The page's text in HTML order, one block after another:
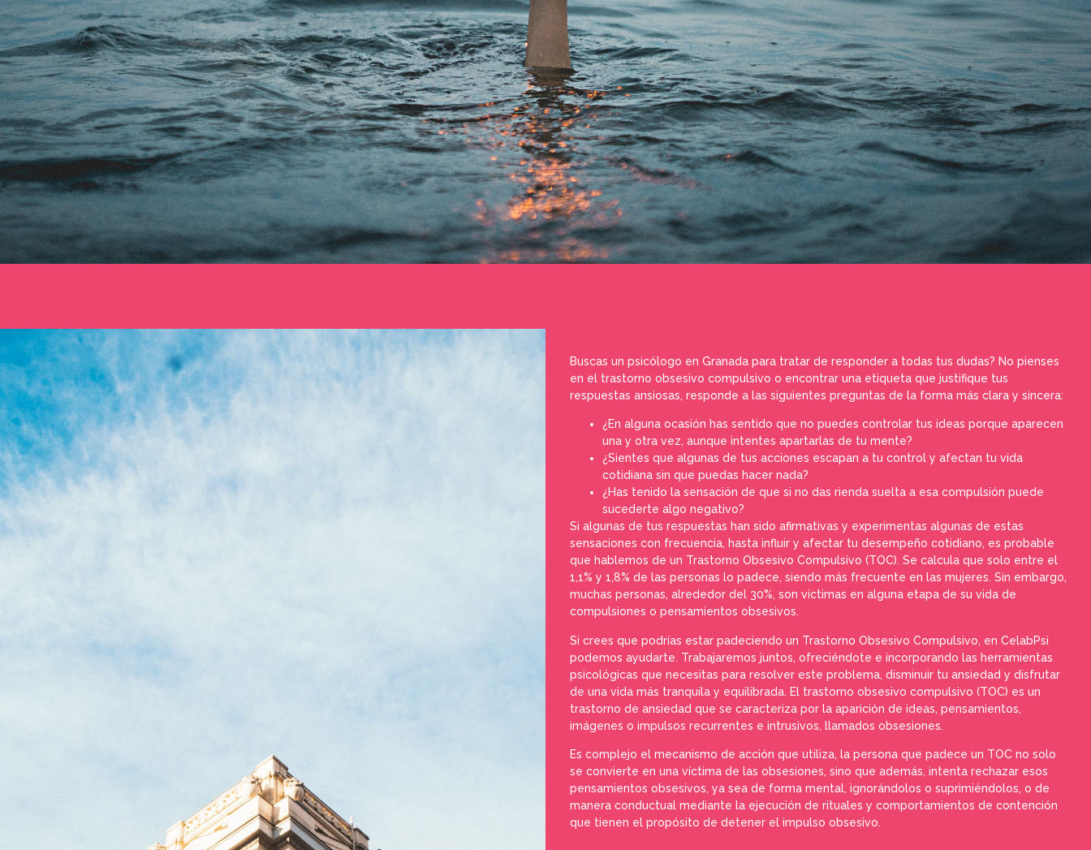
Buscas un psicólogo en Granada para tratar de responder a todas tus dudas? No pienses
en el trastorno obsesivo compulsivo o encontrar una etiqueta que justifique tus
respuestas ansiosas, responde a las siguientes preguntas de la forma más clara y sincera:
¿En alguna ocasión has sentido que no puedes controlar tus ideas porque aparecen
una y otra vez, aunque intentes apartarlas de tu mente?
¿Sientes que algunas de tus acciones escapan a tu control y afectan tu vida
cotidiana sin que puedas hacer nada?
¿Has tenido la sensación de que si no das rienda suelta a esa compulsión puede
sucederte algo negativo?
Si algunas de tus respuestas han sido afirmativas y experimentas algunas de estas
sensaciones con frecuencia, hasta influir y afectar tu desempeño cotidiano, es probable
que hablemos de un Trastorno Obsesivo Compulsivo (TOC). Se calcula que solo entre el
1,1% y 1,8% de las personas lo padece, siendo más frecuente en las mujeres. Sin embargo,
muchas personas, alrededor del 30%, son víctimas en alguna etapa de su vida de
compulsiones o pensamientos obsesivos.
Si crees que podrías estar padeciendo un Trastorno Obsesivo Compulsivo, en CelabPsi
podemos ayudarte. Trabajaremos juntos, ofreciéndote e incorporando las herramientas
psicológicas que necesitas para resolver este problema, disminuir tu ansiedad y disfrutar
de una vida más tranquila y equilibrada. El trastorno obsesivo compulsivo (TOC) es un
trastorno de ansiedad que se caracteriza por la aparición de ideas, pensamientos,
imágenes o impulsos recurrentes e intrusivos, llamados obsesiones.
Es complejo el mecanismo de acción que utiliza, la persona que padece un TOC no solo
se convierte en una víctima de las obsesiones, sino que además, intenta rechazar esos
pensamientos obsesivos, ya sea de forma mental, ignorándolos o suprimiéndolos, o de
manera conductual mediante la ejecución de rituales y comportamientos de contención
que tienen el propósito de detener el impulso obsesivo.